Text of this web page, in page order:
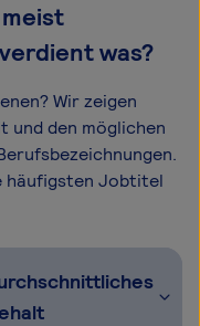
was?
Wir zeigen
und den möglichen
häufigsten Jobtitel